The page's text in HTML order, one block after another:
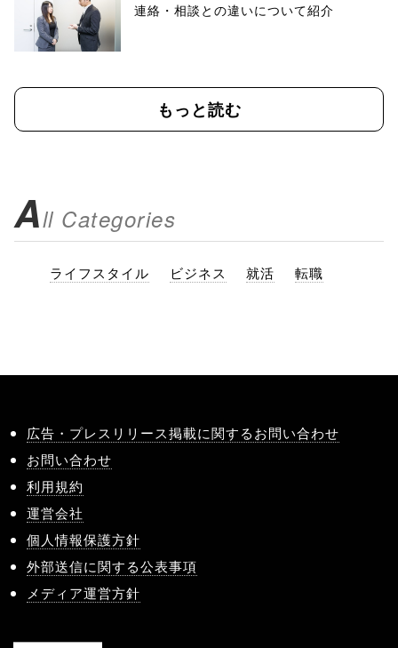
連絡・相談との違いについて紹介
もっと読む
All Categories
ライフスタイル ビジネス 就活 転職
広告・プレスリリース掲載に関するお問い合わせ
お問い合わせ
利用規約
運営会社
個人情報保護方針
外部送信に関する公表事項
メディア運営方針